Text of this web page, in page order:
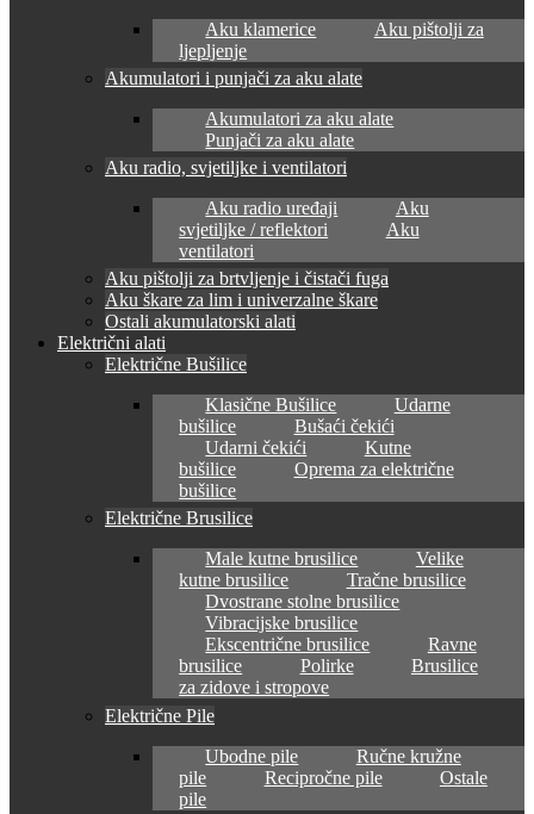
Aku klamerice
Aku pištolji za
ljepljenje
Akumulatori i punjači za aku alate
Akumulatori za aku alate
Punjači za aku alate
Aku radio, svjetiljke i ventilatori
Aku radio uređaji
Aku
svjetiljke / reflektori
Aku
ventilatori
Aku pištolji za brtvljenje i čistači fuga
Aku škare za lim i univerzalne škare
Ostali akumulatorski alati
Električni alati
Električne Bušilice
Klasične Bušilice
Udarne
bušilice
Bušaći čekići
Udarni čekići
Kutne
bušilice
Oprema za električne
bušilice
Električne Brusilice
Male kutne brusilice
Velike
kutne brusilice
Tračne brusilice
Dvostrane stolne brusilice
Vibracijske brusilice
Ekscentrične brusilice
Ravne
brusilice
Polirke
Brusilice
za zidove i stropove
Električne Pile
Ubodne pile
Ručne kružne
pile
Recipročne pile
Ostale
pile